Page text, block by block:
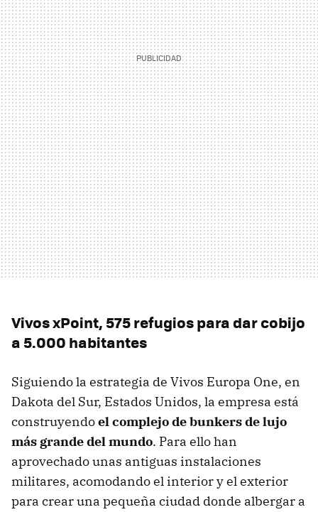
Vivos xPoint, 575 refugios para dar cobijo
a 5.000 habitantes
Siguiendo la estrategia de Vivos Europa One, en
Dakota del Sur, Estados Unidos, la empresa está
construyendoel complejo de bunkers de lujo
más grande del mundo. Para ello han
aprovechado unas antiguas instalaciones
militares, acomodando el interior y el exterior
para crear una pequeña ciudad donde albergar a